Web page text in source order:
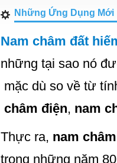
Những Ứng Dụng
Nam châm đất
những tại sao nó
mặc dù so về từ
châm điện, nam
Thực ra, nam
trong những năm